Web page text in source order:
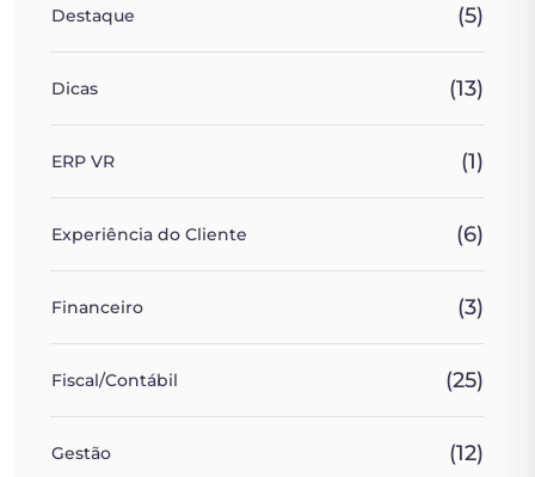
Destaque (5)
Dicas (13)
ERP VR (1)
Experiência do Cliente (6)
Financeiro (3)
Fiscal/Contábil (25)
Gestão (12)